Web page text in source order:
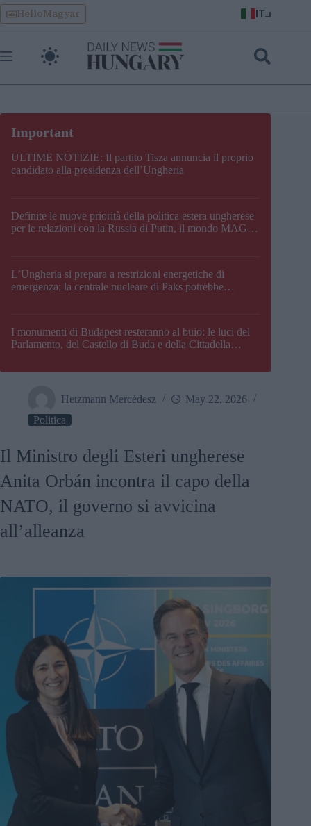
Skip
to
content
HelloMagyar IT
ULTIME NOTIZIE: Il partito Tisza annuncia il proprio
candidato alla presidenza dell’Ungheria
Definite le nuove priorità della politica estera ungherese
per le relazioni con la Russia di Putin, il mondo MAGA,
L’Ungheria si prepara a restrizioni energetiche di
emergenza; la centrale nucleare di Paks potrebbe
I monumenti di Budapest resteranno al buio: le luci del
Parlamento, del Castello di Buda e della Cittadella
Hetzmann Mercédesz
May 22, 2026
Politica
Il Ministro degli Esteri ungherese
Anita Orbán incontra il capo della
NATO, il governo si avvicina
all’alleanza